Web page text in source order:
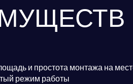
и простота монтажа на
режим работы